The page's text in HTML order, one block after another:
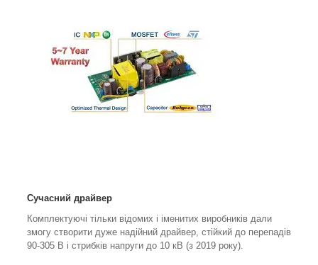
Сучасний драйвер
Комплектуючі тільки відомих і іменитих виробників дали
змогу створити дуже надійний драйвер, стійкий до перепадів
90-305 В і стрибків напруги до 10 кВ (з 2019 року).